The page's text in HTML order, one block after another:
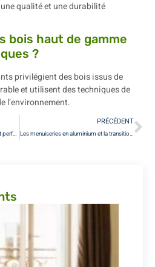
qualité et une durabilité
bois haut de gamme
?
privilégient des bois issus de
et utilisent des techniques de
l’environnement.
Les menuiseries PVC économiques et performantes pour les locaux professionnels
PRÉCÉDENT
Les menuiseries en aluminium et la transition énergétique des entreprises